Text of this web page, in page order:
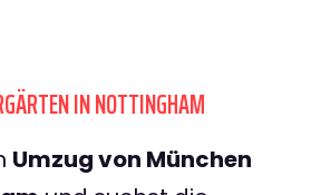
IN NOTTINGHAM
Umzug von München